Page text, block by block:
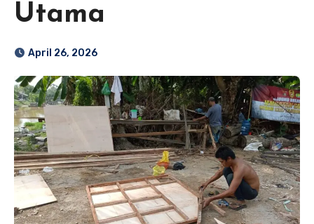
Utama
April 26, 2026